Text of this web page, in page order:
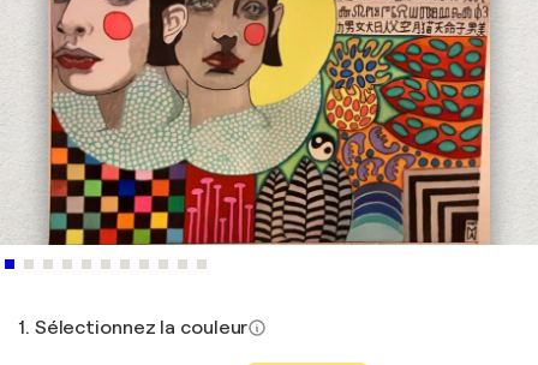
1. Sélectionnez la couleur